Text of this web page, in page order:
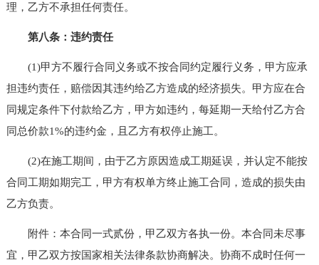
理，乙方不承担任何责任。
第八条：违约责任
(1)甲方不履行合同义务或不按合同约定履行义务，甲方应承
担违约责任，赔偿因其违约给乙方造成的经济损失。甲方应在合
同规定条件下付款给乙方，甲方如违约，每延期一天给付乙方合
同总价款1%的违约金，且乙方有权停止施工。
(2)在施工期间，由于乙方原因造成工期延误，并认定不能按
合同工期如期完工，甲方有权单方终止施工合同，造成的损失由
乙方负责。
附件：本合同一式贰份，甲乙双方各执一份。本合同未尽事
宜，甲乙双方按国家相关法律条款协商解决。协商不成时任何一